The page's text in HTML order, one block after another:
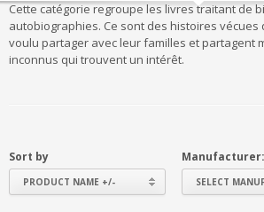
Cette catégorie regroupe les livres traitant de
autobiographies. Ce sont des histoires
voulu partager avec leur familles et partagent
inconnus qui trouvent un intérêt.
Sort by
PRODUCT NAME +/-
Manufacturer:
SELECT